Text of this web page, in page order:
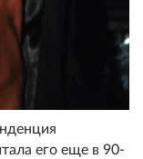
его еще в 90-